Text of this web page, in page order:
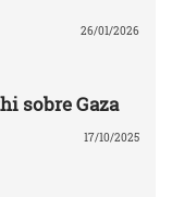
26/01/2026
sobre Gaza
17/10/2025